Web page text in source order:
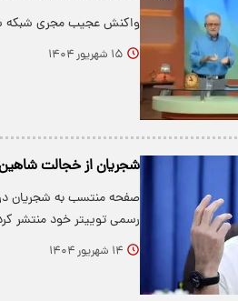
واکنش عجیب مجری شبکه
۱۵ شهریور ۱۴۰۴
شجریان از خجالت
صفحه منتسب به شجریان
رسمی توییتر خود منتشر
۱۴ شهریور ۱۴۰۴